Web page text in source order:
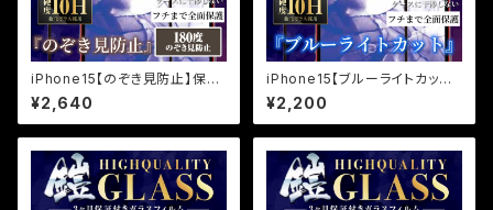
iPhone15【のぞき見防止】保証
付きガラスフィルム『鎧』全面フル
カバー
¥2,640
iPhone15【ブルーライトカット】
保証付きガラスフィルム『鎧』全
面フルカバー
¥2,200